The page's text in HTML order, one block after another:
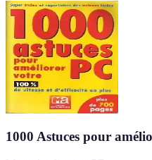
1000 Astuces pour